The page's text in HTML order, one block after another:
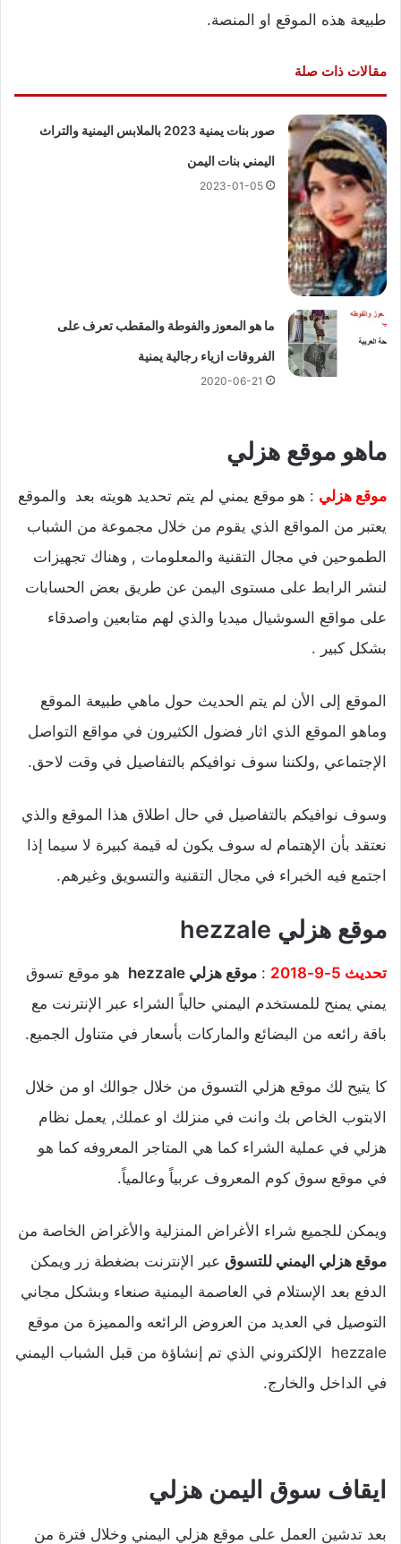
طبيعة هذه الموقع او المنصة.
مقالات ذات صلة
صور بنات يمنية 2023 بالملابس اليمنية والتراث
اليمني بنات اليمن
2023-01-05
ما هو المعوز والفوطة والمقطب تعرف على
الفروقات ازياء رجالية يمنية
2020-06-21
ماهو موقع هزلي
موقع هزلي : هو موقع يمني لم يتم تحديد هويته بعد والموقع
يعتبر من المواقع الذي يقوم من خلال مجموعة من الشباب
الطموحين في مجال التقنية والمعلومات , وهناك تجهيزات
لنشر الرابط على مستوى اليمن عن طريق بعض الحسابات
على مواقع السوشيال ميديا والذي لهم متابعين واصدقاء
بشكل كبير .
الموقع إلى الأن لم يتم الحديث حول ماهي طبيعة الموقع
وماهو الموقع الذي اثار فضول الكثيرون في مواقع التواصل
الإجتماعي ,ولكننا سوف نوافيكم بالتفاصيل في وقت لاحق.
وسوف نوافيكم بالتفاصيل في حال اطلاق هذا الموقع والذي
نعتقد بأن الإهتمام له سوف يكون له قيمة كبيرة لا سيما إذا
اجتمع فيه الخبراء في مجال التقنية والتسويق وغيرهم.
موقع هزلي hezzale
تحديث 5-9-2018 : موقع هزلي hezzale
هو موقع تسوق
يمني يمنح للمستخدم اليمني حالياً الشراء عبر الإنترنت مع
باقة رائعه من البضائع والماركات بأسعار في متناول الجميع.
كا يتيح لك موقع هزلي التسوق من خلال جوالك او من خلال
الابتوب الخاص بك وانت في منزلك او عملك, يعمل نظام
هزلي في عملية الشراء كما هي المتاجر المعروفه كما هو
في موقع سوق كوم المعروف عربياً وعالمياً.
ويمكن للجميع شراء الأغراض المنزلية والأغراض الخاصة من
موقع هزلي اليمني للتسوق عبر الإنترنت بضغطة زر ويمكن
الدفع بعد الإستلام في العاصمة اليمنية صنعاء وبشكل مجاني
التوصيل في العديد من العروض الرائعه والمميزة من موقع
hezzale الإلكتروني الذي تم إنشاؤة من قبل الشباب اليمني
في الداخل والخارج.
ايقاف سوق اليمن هزلي
بعد تدشين العمل على موقع هزلي اليمني وخلال فترة من